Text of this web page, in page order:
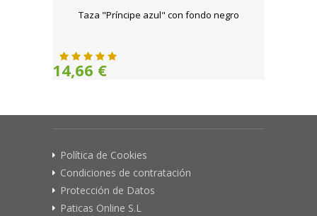
Taza "Príncipe azul" con fondo negro
14,66 €
Política de Cookies
Condiciones de contratación
Protección de Datos
Paticas Online S.L